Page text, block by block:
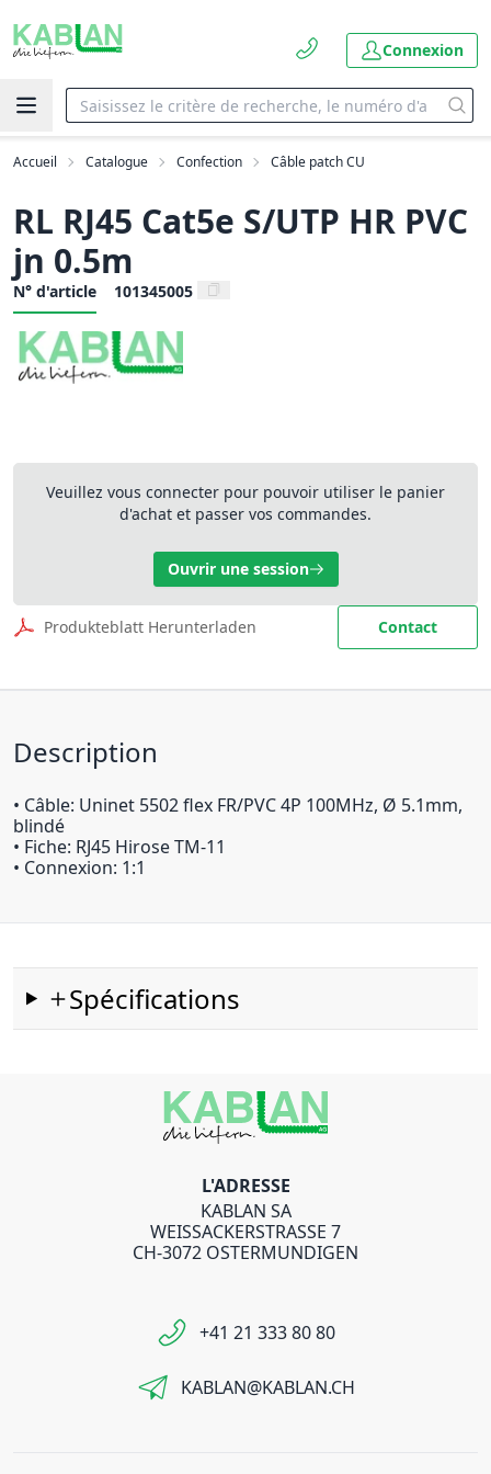
Connexion
Accueil Catalogue Confection Câble patch CU
RL RJ45 Cat5e S/UTP HR PVC
jn 0.5m
N° d'article 101345005
Veuillez vous connecter pour pouvoir utiliser le panier
d'achat et passer vos commandes.
Ouvrir une session
Produkteblatt Herunterladen Contact
Description
• Câble: Uninet 5502 flex FR/PVC 4P 100MHz, Ø 5.1mm,
blindé
• Fiche: RJ45 Hirose TM-11
• Connexion: 1:1
Spécifications
L'ADRESSE
KABLAN SA
WEISSACKERSTRASSE 7
CH-3072 OSTERMUNDIGEN
+41 21 333 80 80
KABLAN@KABLAN.CH